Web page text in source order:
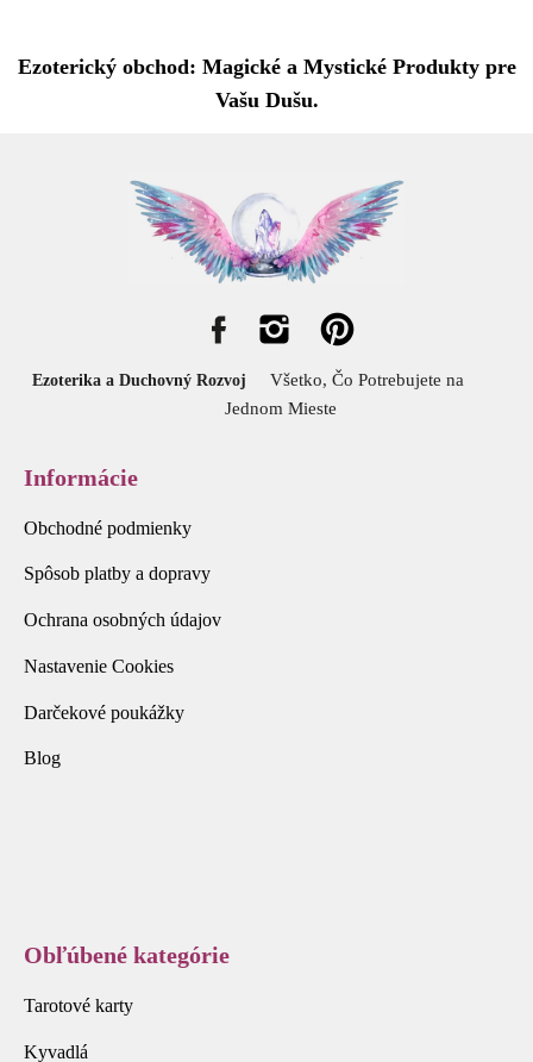
Ezoterický obchod: Magické a Mystické Produkty pre
Vašu Dušu.
Ezoterika a Duchovný Rozvoj
Všetko, Čo Potrebujete na
Jednom Mieste
Informácie
Obchodné podmienky
Spôsob platby a dopravy
Ochrana osobných údajov
Nastavenie Cookies
Darčekové poukážky
Blog
Obľúbené kategórie
Tarotové karty
Kyvadlá